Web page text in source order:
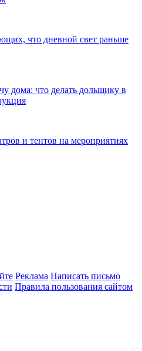
что дневной свет раньше
дома: что делать дольщику в
и тентов на мероприятиях
Реклама Написать письмо
Правила пользования сайтом